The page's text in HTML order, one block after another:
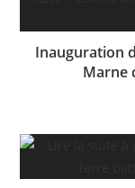
Inauguration
Marne